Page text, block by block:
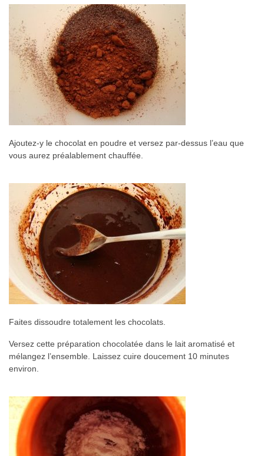
Ajoutez-y le chocolat en poudre et versez par-dessus l’eau que
vous aurez préalablement chauffée.
Faites dissoudre totalement les chocolats.
Versez cette préparation chocolatée dans le lait aromatisé et
mélangez l’ensemble. Laissez cuire doucement 10 minutes
environ.